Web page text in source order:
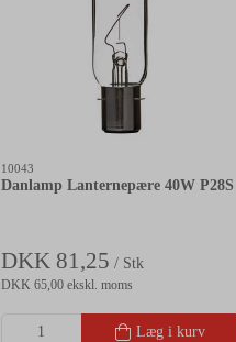
10043
Danlamp Lanternepære 40W P28S
DKK 81,25 / Stk
DKK 65,00 ekskl. moms
Læg i kurv